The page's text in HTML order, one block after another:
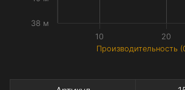
Производительность
10 20
38 м